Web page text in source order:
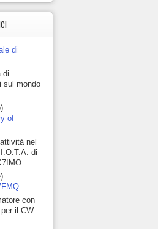
di
di
sul mondo
of
nel
di
con
il CW